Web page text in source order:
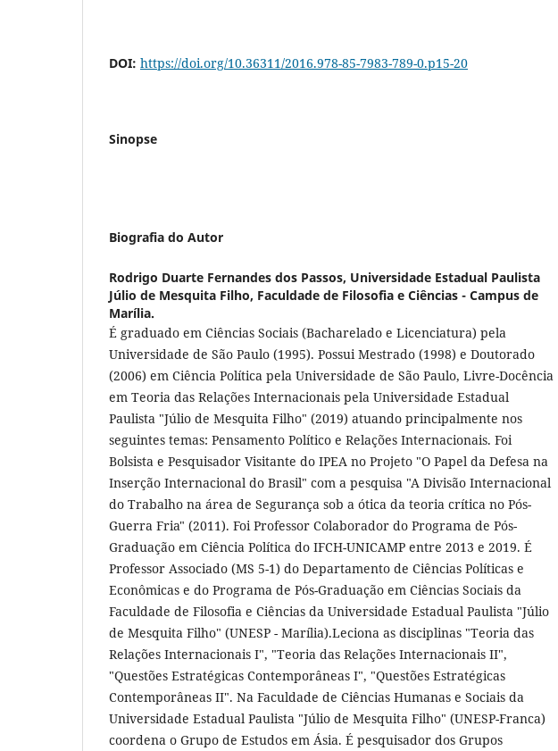
DOI: https://doi.org/10.36311/2016.978-85-7983-789-0.p15-20
Sinopse
Biografia do Autor
Rodrigo Duarte Fernandes dos Passos, Universidade Estadual Paulista
Júlio de Mesquita Filho, Faculdade de Filosofia e Ciências - Campus de
Marília.
É graduado em Ciências Sociais (Bacharelado e Licenciatura) pela
Universidade de São Paulo (1995). Possui Mestrado (1998) e Doutorado
(2006) em Ciência Política pela Universidade de São Paulo, Livre-Docência
em Teoria das Relações Internacionais pela Universidade Estadual
Paulista "Júlio de Mesquita Filho" (2019) atuando principalmente nos
seguintes temas: Pensamento Político e Relações Internacionais. Foi
Bolsista e Pesquisador Visitante do IPEA no Projeto "O Papel da Defesa na
Inserção Internacional do Brasil" com a pesquisa "A Divisão Internacional
do Trabalho na área de Segurança sob a ótica da teoria crítica no Pós-
Guerra Fria" (2011). Foi Professor Colaborador do Programa de Pós-
Graduação em Ciência Política do IFCH-UNICAMP entre 2013 e 2019. É
Professor Associado (MS 5-1) do Departamento de Ciências Políticas e
Econômicas e do Programa de Pós-Graduação em Ciências Sociais da
Faculdade de Filosofia e Ciências da Universidade Estadual Paulista "Júlio
de Mesquita Filho" (UNESP - Marília).Leciona as disciplinas "Teoria das
Relações Internacionais I", "Teoria das Relações Internacionais II",
"Questões Estratégicas Contemporâneas I", "Questões Estratégicas
Contemporâneas II". Na Faculdade de Ciências Humanas e Sociais da
Universidade Estadual Paulista "Júlio de Mesquita Filho" (UNESP-Franca)
coordena o Grupo de Estudos em Ásia. É pesquisador dos Grupos